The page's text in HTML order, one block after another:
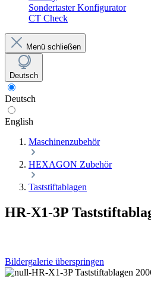
Sondertaster Konfigurator
CT Check
Menü schließen
Deutsch
Deutsch
English
Maschinenzubehör
HEXAGON Zubehör
Taststiftablagen
HR-X1-3P
Bildergalerie überspringen